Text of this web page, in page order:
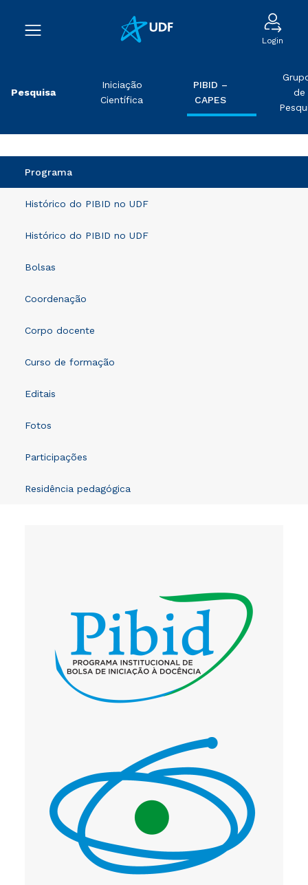
Login
Pesquisa
Iniciação
Científica
PIBID –
CAPES
de
Programa
Histórico do PIBID no UDF
Histórico do PIBID no UDF
Bolsas
Coordenação
Corpo docente
Curso de formação
Editais
Fotos
Participações
Residência pedagógica